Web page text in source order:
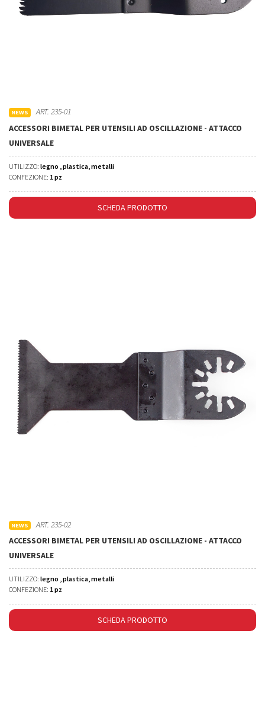
NEWS
ART. 235-01
ACCESSORI BIMETAL PER UTENSILI AD OSCILLAZIONE - ATTACCO
UNIVERSALE
UTILIZZO: legno , plastica, metalli
CONFEZIONE: 1 pz
SCHEDA PRODOTTO
NEWS
ART. 235-02
ACCESSORI BIMETAL PER UTENSILI AD OSCILLAZIONE - ATTACCO
UNIVERSALE
UTILIZZO: legno , plastica, metalli
CONFEZIONE: 1 pz
SCHEDA PRODOTTO